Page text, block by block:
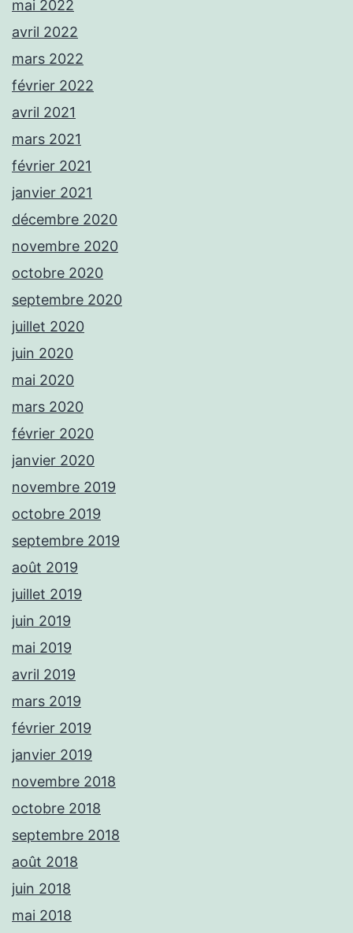
mai 2022
avril 2022
mars 2022
février 2022
avril 2021
mars 2021
février 2021
janvier 2021
décembre 2020
novembre 2020
octobre 2020
septembre 2020
juillet 2020
juin 2020
mai 2020
mars 2020
février 2020
janvier 2020
novembre 2019
octobre 2019
septembre 2019
août 2019
juillet 2019
juin 2019
mai 2019
avril 2019
mars 2019
février 2019
janvier 2019
novembre 2018
octobre 2018
septembre 2018
août 2018
juin 2018
mai 2018